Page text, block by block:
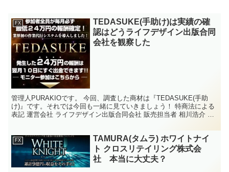
FX
TEDASUKE(手助け)は実績の確
認はどうライフデザイン出版合同
会社を観察した
管理人PURAKIOです。 今回、調査した商材は『TEDASUKE(手助
け)』です。それでは今回も一緒に見ていきましょう！ 特商法による
表記 運営会社 ライフデザイン出版合同会社 販売担当者 相川浩介 所
FX
TAMURA(タムラ) ホワイトナイ
ト クロスリテイリング株式会
社 本当に大丈夫？